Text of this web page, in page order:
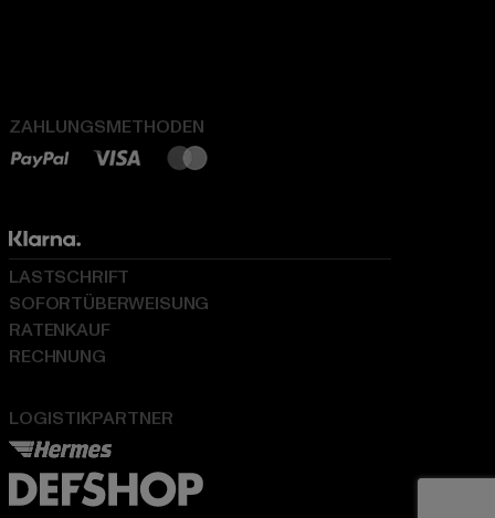
ZAHLUNGSMETHODEN
LOGISTIKPARTNER
LASTSCHRIFT
SOFORTÜBERWEISUNG
RATENKAUF
RECHNUNG